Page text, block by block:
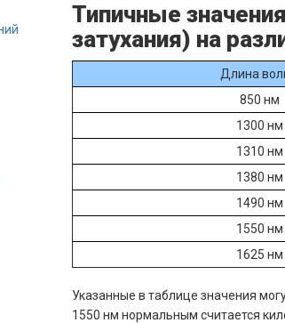
Типичные
затухания) на
Длина
850 нм
1300 нм
1310 нм
1380 нм
1490 нм
1550 нм
1625 нм
Указанные в таблице значения
1550 нм нормальным считается